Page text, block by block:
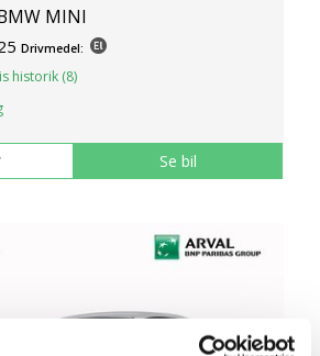
MINI
Drivmedel:
historik (8)
Se bil